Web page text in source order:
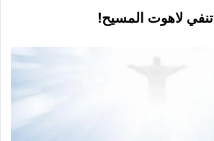
تنفي لاهوت المسيح!